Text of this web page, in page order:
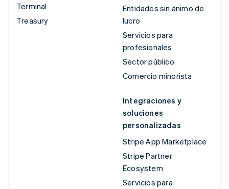
Terminal
Treasury
Entidades sin ánimo de
lucro
Servicios para
profesionales
Sector público
Comercio minorista
Integraciones y
soluciones
personalizadas
Stripe App Marketplace
Stripe Partner
Ecosystem
Servicios para